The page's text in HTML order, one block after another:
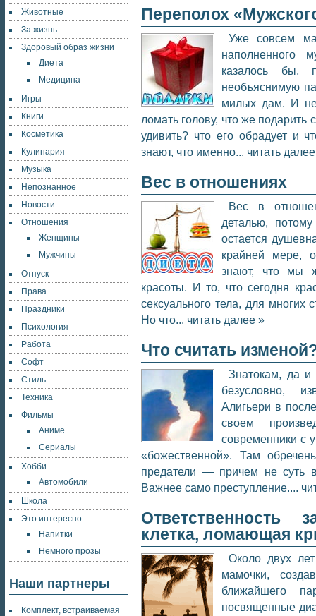
Животные
За жизнь
Здоровый образ жизни
Диета
Медицина
Игры
Книги
Косметика
Кулинария
Музыка
Непознанное
Новости
Отношения
Женщины
Мужчины
Отпуск
Права
Праздники
Психология
Работа
Софт
Стиль
Техника
Фильмы
Аниме
Сериалы
Хобби
Автомобили
Школа
Это интересно
Напитки
Немного прозы
Наши партнеры
Комплект, встраиваемая
Переполох
Уже совсем
наполненного
казалось бы,
необъяснимую
милых дам. И
ломать голову, что же
удивить? что его обрадует и
знают, что именно... читать
Вес в отношениях
Вес в
деталью,
остается
крайней мере,
знают, что мы
красоты. И то, что сегодня
сексуального тела, для
Но что... читать далее »
Что считать
Знатокам, да и
безусловно,
Алигьери в
своем
современники с
«божественной». Там
предатели — причем не суть
Важнее само преступление....
Ответственность
клетка, ломающая
Около двух
мамочки,
ближайшего
посвященные